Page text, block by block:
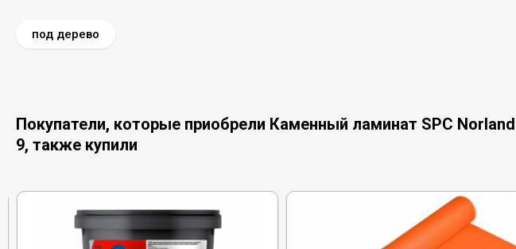
под дерево
Покупатели, которые приобрели Каменный ламинат SPC
9, также купили